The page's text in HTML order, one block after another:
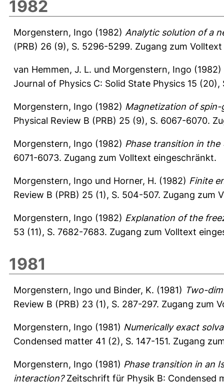
1982
Morgenstern, Ingo (1982) Analytic solution of a
(PRB) 26 (9), S. 5296-5299. Zugang zum
van Hemmen, J. L. und Morgenstern, Ingo (1982)
Journal of Physics C: Solid State Physics 15
Morgenstern, Ingo (1982) Magnetization of spin-
Physical Review B (PRB) 25 (9), S. 6067-6070.
Morgenstern, Ingo (1982) Phase transition in
6071-6073. Zugang zum Volltext eingeschränkt.
Morgenstern, Ingo und Horner, H. (1982) Finite
Review B (PRB) 25 (1), S. 504-507. Zugang zum
Morgenstern, Ingo (1982) Explanation of the
53 (11), S. 7682-7683. Zugang zum Volltext
1981
Morgenstern, Ingo und Binder, K. (1981) Two-
Review B (PRB) 23 (1), S. 287-297. Zugang zum
Morgenstern, Ingo (1981) Numerically exact
Condensed matter 41 (2), S. 147-151. Zugang
Morgenstern, Ingo (1981) Phase transition in an
interaction?Zeitschrift für Physik B: Condensed